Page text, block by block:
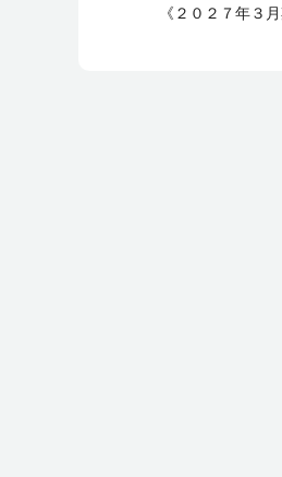
《２０２７年３